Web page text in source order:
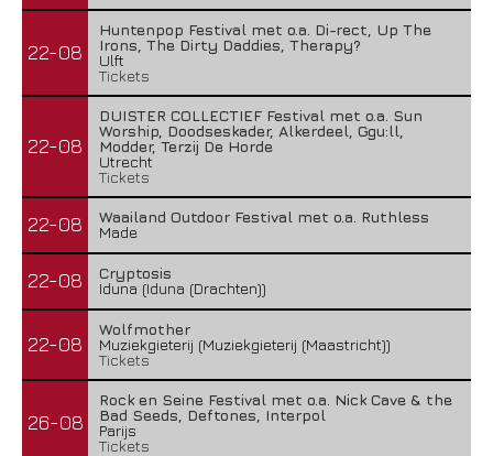
22-08
Huntenpop Festival met o.a. Di-rect, Up The
Irons, The Dirty Daddies, Therapy?
Ulft
Tickets
22-08
DUISTER COLLECTIEF Festival met o.a. Sun
Worship, Doodseskader, Alkerdeel, Ggu:ll,
Modder, Terzij De Horde
Utrecht
Tickets
22-08
Waailand Outdoor Festival met o.a. Ruthless
Made
22-08
Cryptosis
Iduna (Iduna (Drachten))
22-08
Wolfmother
Muziekgieterij (Muziekgieterij (Maastricht))
Tickets
26-08
Rock en Seine Festival met o.a. Nick Cave & the
Bad Seeds, Deftones, Interpol
Parijs
Tickets